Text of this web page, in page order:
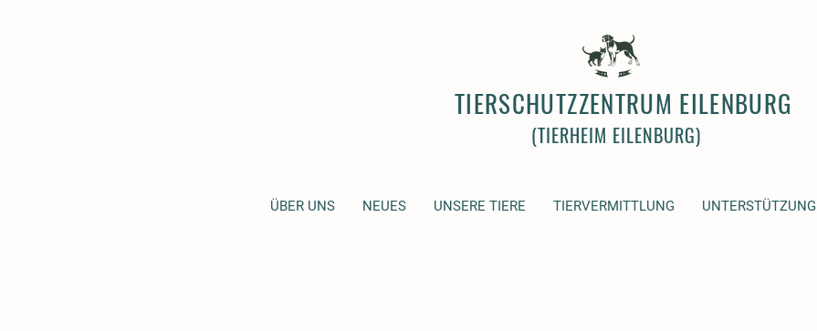
TIERSCHUTZZENTRUM EILENBURG
(TIERHEIM EILENBURG)
ÜBER UNS NEUES UNSERE TIERE TIERVERMITTLUNG UNTERSTÜTZUNG